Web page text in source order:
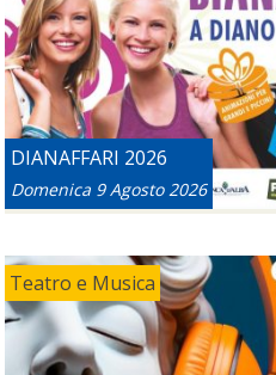
DIANAFFARI 2026
Domenica 9 Agosto 2026
Teatro e Musica